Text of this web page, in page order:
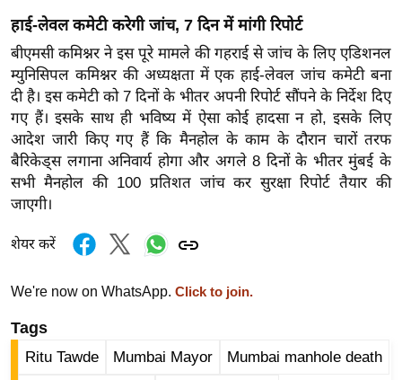
व
र्ल्ड
न्यू
ज
ब्री
फ
म
नो
ज
ज
ग
हाई-लेवल कमेटी करेगी जांच, 7 दिन में मांगी रिपोर्ट
बीएमसी कमिश्नर ने इस पूरे मामले की गहराई से जांच के लिए एडिशनल
म्युनिसिपल कमिश्नर की अध्यक्षता में एक हाई-लेवल जांच कमेटी बना
दी है। इस कमेटी को 7 दिनों के भीतर अपनी रिपोर्ट सौंपने के निर्देश दिए
गए हैं। इसके साथ ही भविष्य में ऐसा कोई हादसा न हो, इसके लिए
आदेश जारी किए गए हैं कि मैनहोल के काम के दौरान चारों तरफ
बैरिकेड्स लगाना अनिवार्य होगा और अगले 8 दिनों के भीतर मुंबई के
सभी मैनहोल की 100 प्रतिशत जांच कर सुरक्षा रिपोर्ट तैयार की
जाएगी।
शेयर करें
We're now on WhatsApp. Click to join.
Tags
Ritu Tawde Mumbai Mayor Mumbai manhole death